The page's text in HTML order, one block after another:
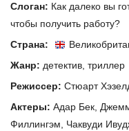
Слоган: Как далеко вы
чтобы получить работу?
Страна:
Жанр: детектив, триллер
Режиссер: Стюарт
Актеры: Адар Бек,
Филлингэм, Чаквуди